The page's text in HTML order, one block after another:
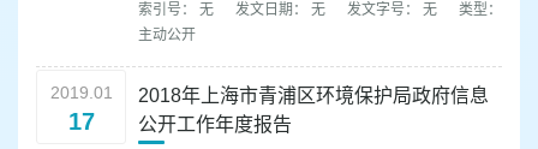
索引号： 无 发文日期： 无 发文字号： 无
类型：
主动公开
2019.01
17
2018年上海市青浦区环境保护局政府信息
公开工作年度报告